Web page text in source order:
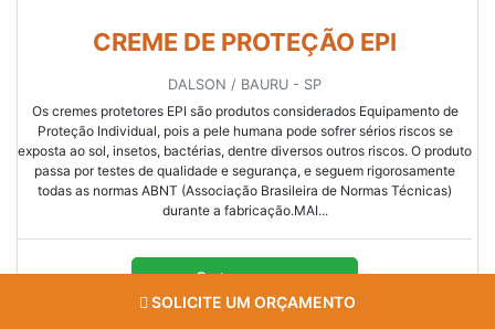
CREME DE PROTEÇÃO EPI
DALSON / BAURU - SP
Os cremes protetores EPI são produtos considerados Equipamento de
Proteção Individual, pois a pele humana pode sofrer sérios riscos se
exposta ao sol, insetos, bactérias, dentre diversos outros riscos. O produto
passa por testes de qualidade e segurança, e seguem rigorosamente
todas as normas ABNT (Associação Brasileira de Normas Técnicas)
durante a fabricação.MAI...
Cotar agora
SOLICITE UM ORÇAMENTO